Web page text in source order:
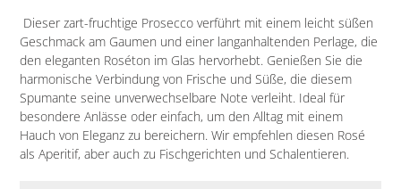
wird
zum
Warenkorb
hinzugefügt
Dieser zart-fruchtige Prosecco verführt mit einem leicht süßen
Geschmack am Gaumen und einer langanhaltenden Perlage, die
den eleganten Roséton im Glas hervorhebt. Genießen Sie die
harmonische Verbindung von Frische und Süße, die diesem
Spumante seine unverwechselbare Note verleiht. Ideal für
besondere Anlässe oder einfach, um den Alltag mit einem
Hauch von Eleganz zu bereichern. Wir empfehlen diesen Rosé
als Aperitif, aber auch zu Fischgerichten und Schalentieren.